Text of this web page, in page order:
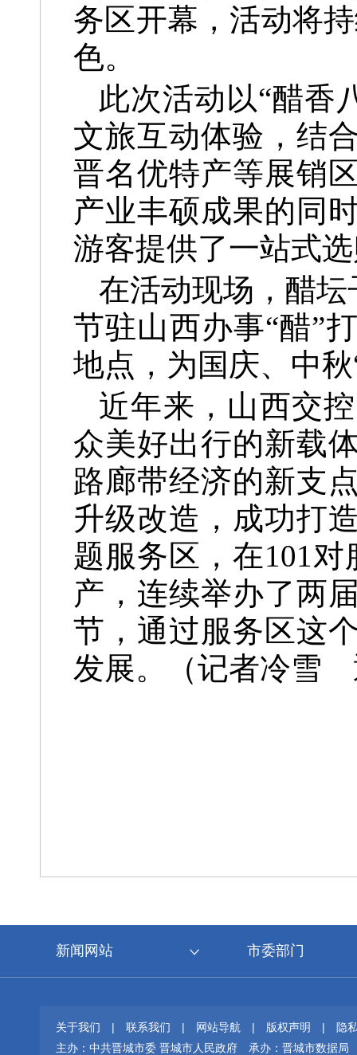
务区开幕，活动将
色。
此次活动以“醋香
文旅互动体验，结
晋名优特产等展销
产业丰硕成果的同
游客提供了一站式
在活动现场，醋
节驻山西办事“醋”
地点，为国庆、中
近年来，山西交
众美好出行的新载
路廊带经济的新支
升级改造，成功打
题服务区，在101
产，连续举办了两
节，通过服务区这
发展。
（记者冷雪
新闻网站 市委部门
关于我们 | 联系我们 | 网站导航 | 版权声明 |
隐
主办：中共晋城市委 晋城市人民政府
承办：晋城市数据局